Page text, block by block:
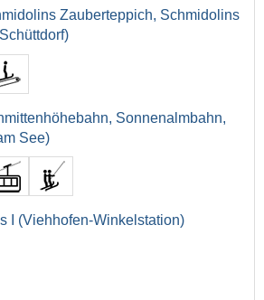
Zauberteppich, Schmidolins
Sonnenalmbahn,
See)
I (Viehhofen-Winkelstation)